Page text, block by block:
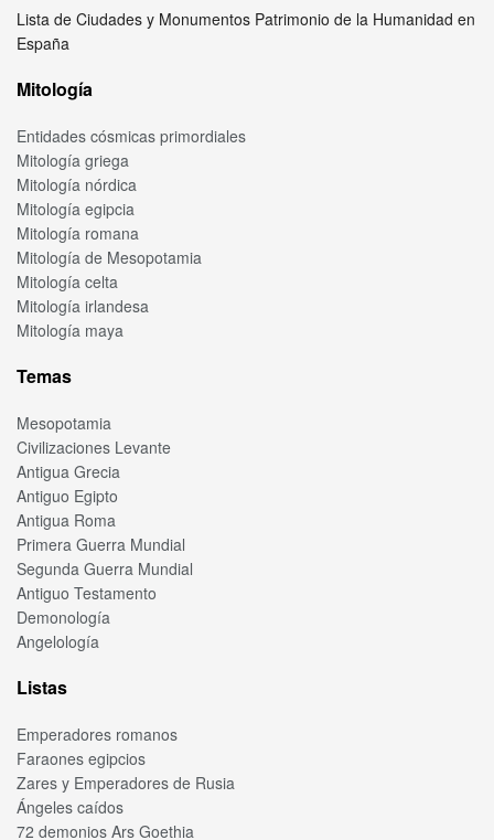
Lista de Ciudades y Monumentos Patrimonio de la Humanidad en
España
Mitología
Entidades cósmicas primordiales
Mitología griega
Mitología nórdica
Mitología egipcia
Mitología romana
Mitología de Mesopotamia
Mitología celta
Mitología irlandesa
Mitología maya
Temas
Mesopotamia
Civilizaciones Levante
Antigua Grecia
Antiguo Egipto
Antigua Roma
Primera Guerra Mundial
Segunda Guerra Mundial
Antiguo Testamento
Demonología
Angelología
Listas
Emperadores romanos
Faraones egipcios
Zares y Emperadores de Rusia
Ángeles caídos
72 demonios Ars Goethia